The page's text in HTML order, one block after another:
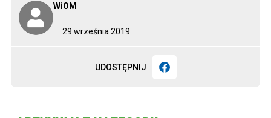
29 września 2019
WiOM
UDOSTĘPNIJ